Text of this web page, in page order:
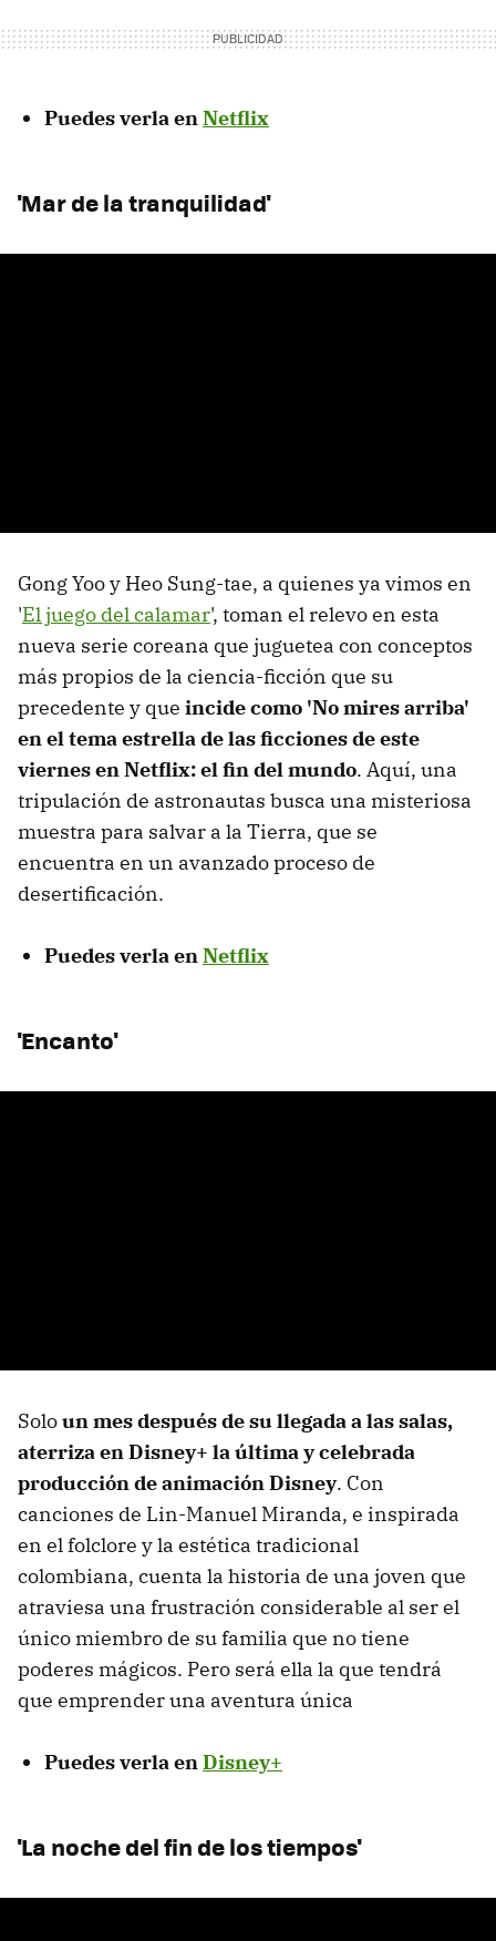
Puedes verla enNetflix
'Mar de la tranquilidad'
Gong Yoo y Heo Sung-tae, a quienes ya vimos en
'El juego del calamar', toman el relevo en esta
nueva serie coreana que juguetea con conceptos
más propios de la ciencia-ficción que su
precedente y que incide como 'No mires arriba'
en el tema estrella de las ficciones de este
viernes en Netflix: el fin del mundo. Aquí, una
tripulación de astronautas busca una misteriosa
muestra para salvar a la Tierra, que se
encuentra en un avanzado proceso de
desertificación.
Puedes verla enNetflix
'Encanto'
Soloun mes después de su llegada a las salas,
aterriza en Disney+ la última y celebrada
producción de animación Disney. Con
canciones de Lin-Manuel Miranda, e inspirada
en el folclore y la estética tradicional
colombiana, cuenta la historia de una joven que
atraviesa una frustración considerable al ser el
único miembro de su familia que no tiene
poderes mágicos. Pero será ella la que tendrá
que emprender una aventura única
Puedes verla enDisney+
'La noche del fin de los tiempos'